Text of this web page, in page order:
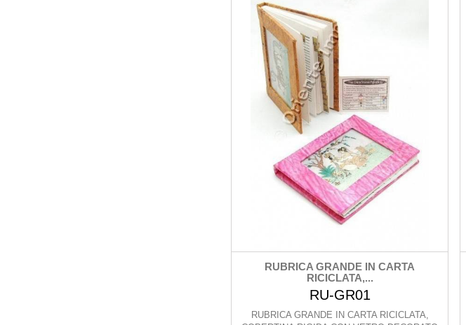
RUBRICA GRANDE IN CARTA
RICICLATA,...
RU-GR01
RUBRICA GRANDE IN CARTA RICICLATA,